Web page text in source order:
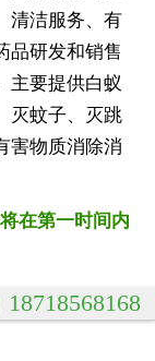
清洁服务、有
品研发和销售
主要提供白蚁
灭蚊子、灭跳
害物质消除消
在第一时间内